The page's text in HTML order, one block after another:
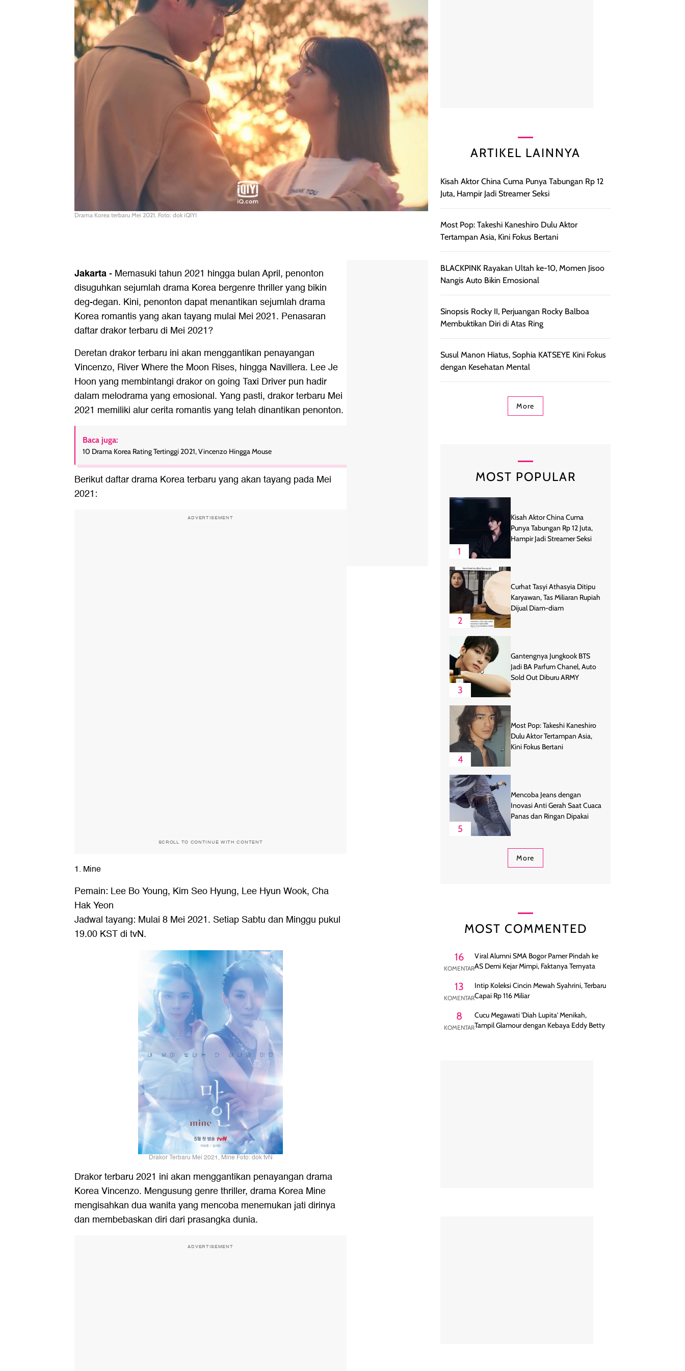
Drama Korea terbaru Mei 2021. Foto: dok iQIYI
Jakarta- Memasuki tahun 2021 hingga bulan April, penonton
disuguhkan sejumlah drama Korea bergenre thriller yang bikin
deg-degan. Kini, penonton dapat menantikan sejumlah drama
Korea romantis yang akan tayang mulai Mei 2021. Penasaran
daftardrakor terbaru di Mei 2021?
Deretan drakor terbaru ini akan menggantikan penayangan
Vincenzo, River Where the Moon Rises, hingga Navillera. Lee Je
Hoon yang membintangi drakor on going Taxi Driver pun hadir
dalam melodrama yang emosional. Yang pasti, drakor terbaru Mei
2021 memiliki alur cerita romantis yang telah dinantikan penonton.
Baca juga:
10 Drama Korea Rating Tertinggi 2021, Vincenzo Hingga Mouse
Berikut daftar drama Korea terbaru yang akan tayang pada Mei
2021:
ADVERTISEMENT
SCROLL TO CONTINUE WITH CONTENT
1. Mine
Pemain: Lee Bo Young, Kim Seo Hyung, Lee Hyun Wook, Cha
Hak Yeon
Jadwal tayang: Mulai 8 Mei 2021. Setiap Sabtu dan Minggu pukul
19.00 KST di tvN.
Drakor Terbaru Mei 2021, Mine Foto: dok tvN
Drakor terbaru 2021 ini akan menggantikan penayangan drama
Korea Vincenzo. Mengusung genre thriller, drama Korea Mine
mengisahkan dua wanita yang mencoba menemukan jati dirinya
dan membebaskan diri dari prasangka dunia.
ADVERTISEMENT
ARTIKEL LAINNYA
Kisah Aktor China Cuma Punya Tabungan Rp 12
Juta, Hampir Jadi Streamer Seksi
Most Pop: Takeshi Kaneshiro Dulu Aktor
Tertampan Asia, Kini Fokus Bertani
BLACKPINK Rayakan Ultah ke-10, Momen Jisoo
Nangis Auto Bikin Emosional
Sinopsis Rocky II, Perjuangan Rocky Balboa
Membuktikan Diri di Atas Ring
Susul Manon Hiatus, Sophia KATSEYE Kini Fokus
dengan Kesehatan Mental
More
MOST POPULAR
1
Kisah Aktor China Cuma
Punya Tabungan Rp 12 Juta,
Hampir Jadi Streamer Seksi
2
Curhat Tasyi Athasyia Ditipu
Karyawan, Tas Miliaran Rupiah
Dijual Diam-diam
3
Gantengnya Jungkook BTS
Jadi BA Parfum Chanel, Auto
Sold Out Diburu ARMY
4
Most Pop: Takeshi Kaneshiro
Dulu Aktor Tertampan Asia,
Kini Fokus Bertani
5
Mencoba Jeans dengan
Inovasi Anti Gerah Saat Cuaca
Panas dan Ringan Dipakai
More
MOST COMMENTED
16
KOMENTAR
Viral Alumni SMA Bogor Pamer Pindah ke
AS Demi Kejar Mimpi, Faktanya Ternyata
13
KOMENTAR
Intip Koleksi Cincin Mewah Syahrini, Terbaru
Capai Rp 116 Miliar
8
KOMENTAR
Cucu Megawati 'Diah Lupita' Menikah,
Tampil Glamour dengan Kebaya Eddy Betty